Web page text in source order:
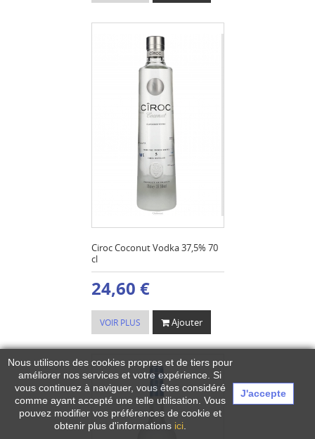
Ciroc Coconut Vodka 37,5% 70
cl
24,60 €
VOIR PLUS Ajouter
Nous utilisons des cookies propres et de tiers pour
améliorer nos services et votre expérience. Si
vous continuez à naviguer, vous êtes considéré
comme ayant accepté une telle utilisation. Vous
pouvez modifier vos préférences de cookie et
obtenir plus d'informations ici.
J'accepte